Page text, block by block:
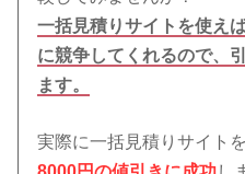
一括見積りサイトを使え
に競争してくれるので、
ます。
実際に一括見積りサイト